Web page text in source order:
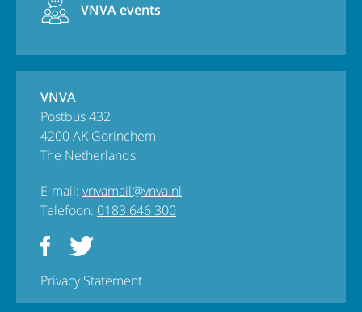
VNVA events
VNVA
Postbus 432
4200 AK Gorinchem
The Netherlands
E-mail: vnvamail@vnva.nl
Telefoon: 0183 646 300
Privacy Statement